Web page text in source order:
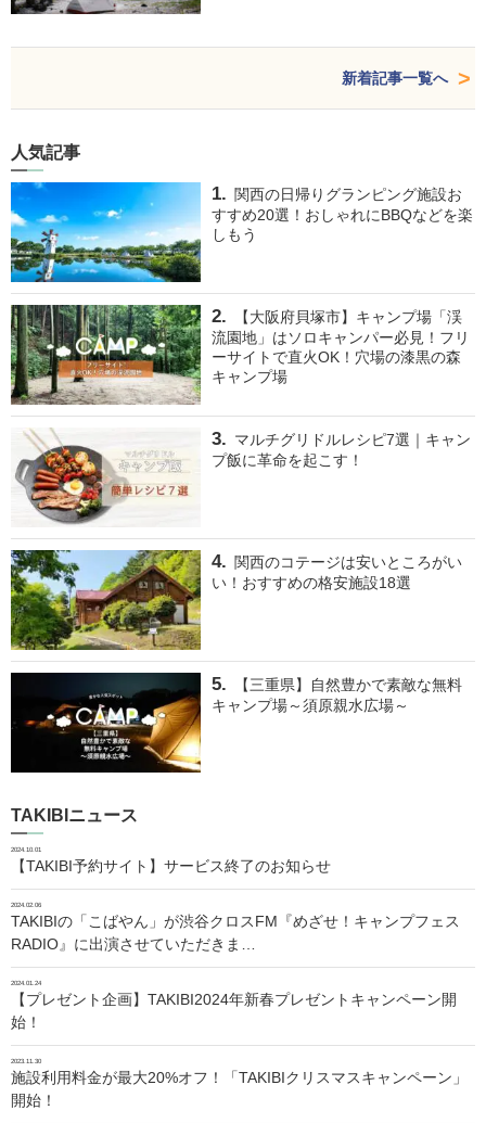
新着記事一覧へ
人気記事
関西の日帰りグランピング施設お
すすめ20選！おしゃれにBBQなどを楽
しもう
【大阪府貝塚市】キャンプ場「渓
流園地」はソロキャンパー必見！フリ
ーサイトで直火OK！穴場の漆黒の森
キャンプ場
マルチグリドルレシピ7選｜キャン
プ飯に革命を起こす！
関西のコテージは安いところがい
い！おすすめの格安施設18選
【三重県】自然豊かで素敵な無料
キャンプ場～須原親水広場～
TAKIBIニュース
2024.10.01
【TAKIBI予約サイト】サービス終了のお知らせ
2024.02.06
TAKIBIの「こばやん」が渋谷クロスFM『めざせ！キャンプフェス
RADIO』に出演させていただきま…
2024.01.24
【プレゼント企画】TAKIBI2024年新春プレゼントキャンペーン開
始！
2023.11.30
施設利用料金が最大20%オフ！「TAKIBIクリスマスキャンペーン」
開始！